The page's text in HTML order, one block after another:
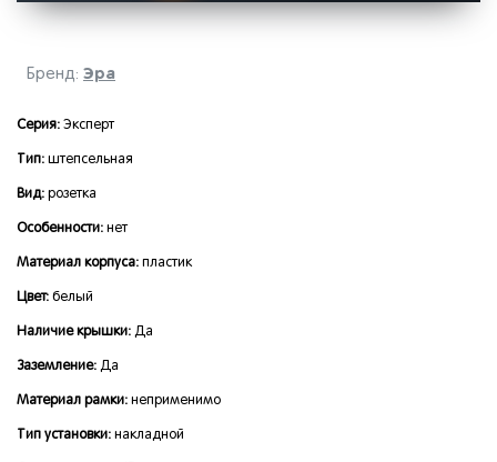
Бренд: Эра
Серия: Эксперт
Тип: штепсельная
Вид: розетка
Особенности: нет
Материал корпуса: пластик
Цвет: белый
Наличие крышки: Да
Заземление: Да
Материал рамки: неприменимо
Тип установки: накладной